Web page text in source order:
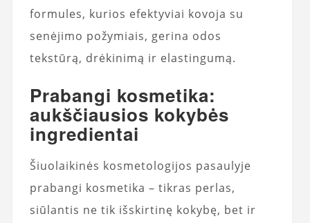
formules, kurios efektyviai kovoja su
senėjimo požymiais, gerina odos
tekstūrą, drėkinimą ir elastingumą.
Prabangi kosmetika:
aukščiausios kokybės
ingredientai
Šiuolaikinės kosmetologijos pasaulyje
prabangi kosmetika – tikras perlas,
siūlantis ne tik išskirtinę kokybę, bet ir